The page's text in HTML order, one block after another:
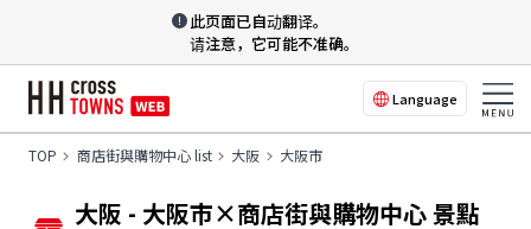
此页面已自动翻译。
请注意，它可能不准确。
Language
TOP 商店街與購物中心 list 大阪 大阪市
大阪 - 大阪市×商店街與購物中心 景點